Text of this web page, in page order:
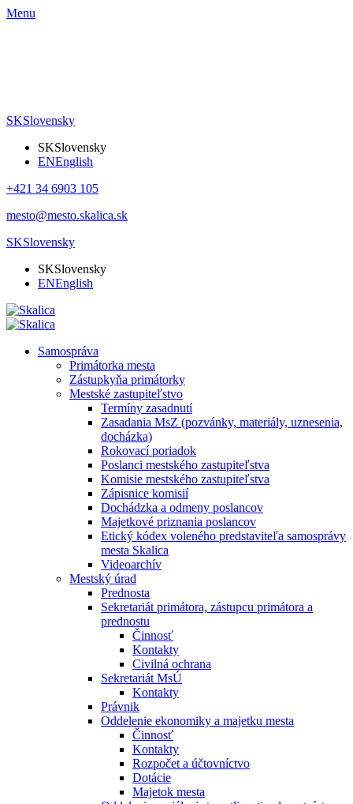
Menu
SKSlovensky
SKSlovensky
ENEnglish
+421 34 6903 105
mesto@mesto.skalica.sk
SKSlovensky
SKSlovensky
ENEnglish
Samospráva
Primátorka mesta
Zástupkyňa primátorky
Mestské zastupiteľstvo
Termíny zasadnutí
Zasadania MsZ (pozvánky, materiály, uznesenia,
docházka)
Rokovací poriadok
Poslanci mestského zastupiteľstva
Komisie mestského zastupiteľstva
Zápisnice komisií
Dochádzka a odmeny poslancov
Majetkové priznania poslancov
Etický kódex voleného predstaviteľa samosprávy
mesta Skalica
Videoarchív
Mestský úrad
Prednosta
Sekretariát primátora, zástupcu primátora a
prednostu
Činnosť
Kontakty
Civilná ochrana
Sekretariát MsÚ
Kontakty
Právnik
Oddelenie ekonomiky a majetku mesta
Činnosť
Kontakty
Rozpočet a účtovníctvo
Dotácie
Majetok mesta